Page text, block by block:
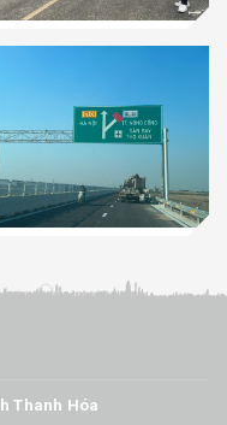
Thanh Hóa